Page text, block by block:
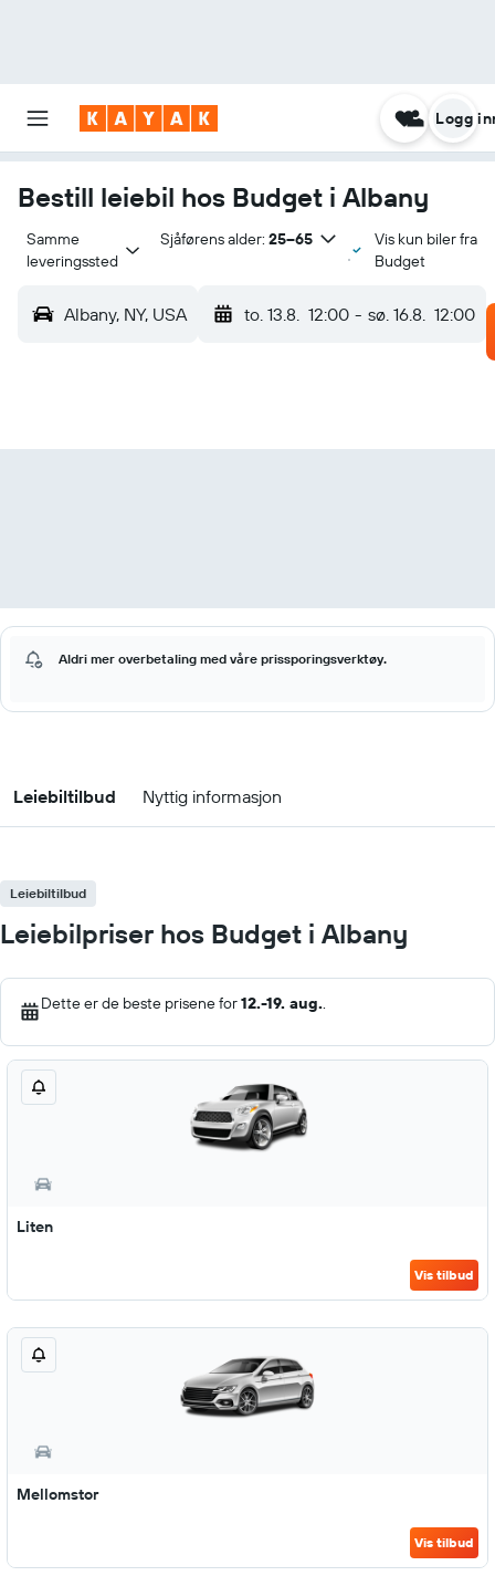
Logg
Bestill leiebil hos Budget i Albany
Samme
leveringssted
Sjåførens alder: 25–65
Vis kun biler fra
Budget
Albany, NY, USA to. 13.8. 12:00 - sø. 16.8. 12:00
Aldri mer overbetaling med våre prissporingsverktøy.
Leiebiltilbud Nyttig informasjon
Leiebiltilbud
Leiebilpriser hos Budget i Albany
Dette er de beste prisene for12.-19. aug..
Liten
Vis tilbud
Mellomstor
Vis tilbud